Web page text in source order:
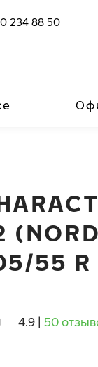
234 88 50
55 R
4.9 50